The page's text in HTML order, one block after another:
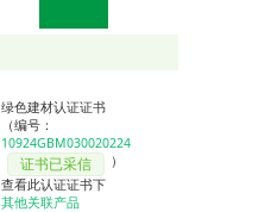
绿色建材认证证书
（编号：
10924GBM030020224
证书已采信
）
查看此认证证书下
其他关联产品